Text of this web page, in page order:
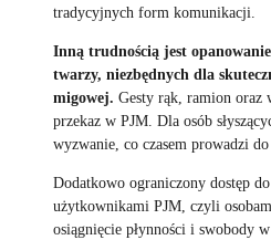
tradycyjnych form komunikacji.
Inną trudnością jest
twarzy, niezbędnych dla
migowej. Gesty rąk, ramion oraz
przekaz w PJM. Dla osób
wyzwanie, co czasem prowadzi
Dodatkowo ograniczony dostęp
użytkownikami PJM, czyli
osiągnięcie płynności i swobody